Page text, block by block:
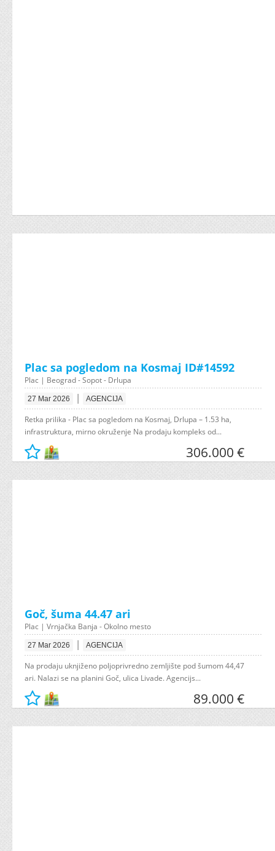
Plac sa pogledom na Kosmaj ID#14592
Plac | Beograd - Sopot - Drlupa
27 Mar 2026 | AGENCIJA
Retka prilika - Plac sa pogledom na Kosmaj, Drlupa – 1.53 ha,
infrastruktura, mirno okruženje Na prodaju kompleks od...
306.000 €
Goč, šuma 44.47 ari
Plac | Vrnjačka Banja - Okolno mesto
27 Mar 2026 | AGENCIJA
Na prodaju uknjiženo poljoprivredno zemljište pod šumom 44,47
ari. Nalazi se na planini Goč, ulica Livade. Agencijs...
89.000 €